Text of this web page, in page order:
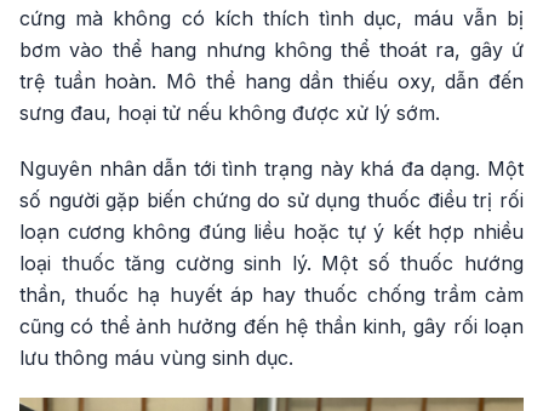
cứng mà không có kích thích tình dục, máu vẫn bị
bơm vào thể hang nhưng không thể thoát ra, gây ứ
trệ tuần hoàn. Mô thể hang dần thiếu oxy, dẫn đến
sưng đau, hoại tử nếu không được xử lý sớm.
Nguyên nhân dẫn tới tình trạng này khá đa dạng. Một
số người gặp biến chứng do sử dụng thuốc điều trị rối
loạn cương không đúng liều hoặc tự ý kết hợp nhiều
loại thuốc tăng cường sinh lý. Một số thuốc hướng
thần, thuốc hạ huyết áp hay thuốc chống trầm cảm
cũng có thể ảnh hưởng đến hệ thần kinh, gây rối loạn
lưu thông máu vùng sinh dục.